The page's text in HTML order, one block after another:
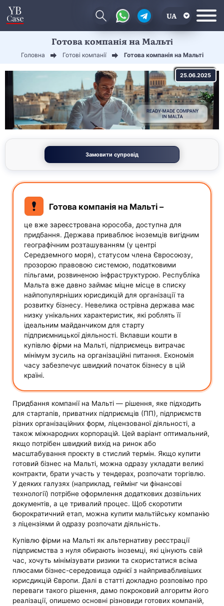
UA
Готова компанія на Мальті
Головна Готові компанії Готова компанія на Мальті
25.06.2025
Замовити супровід
Готова компанія на Мальті –
це вже зареєстрована юрособа, доступна для
придбання. Держава приваблює іноземців вигідним
географічним розташуванням (у центрі
Середземного моря), статусом члена Євросоюзу,
прозорою правовою системою, податковими
пільгами, розвиненою інфраструктурою. Республіка
Мальта вже давно займає міцне місце в списку
найпопулярніших юрисдикцій для організації та
розвитку бізнесу. Невелика острівна держава має
низку унікальних характеристик, які роблять її
ідеальним майданчиком для старту
підприємницької діяльності. Вклавши кошти в
купівлю фірми на Мальті, підприємець витрачає
мінімум зусиль на організаційні питання. Економія
часу забезпечує швидкий початок бізнесу в цій
країні.
Придбання компанії на Мальті — рішення, яке підходить
для стартапів, приватних підприємців (ПП), підприємств
різних організаційних форм, ліцензованої діяльності, а
також міжнародних корпорацій. Цей варіант оптимальний,
якщо потрібен швидкий вихід на ринок або
масштабування проєкту в стислий термін. Якщо купити
готовий бізнес на Мальті, можна одразу укладати великі
контракти, брати участь у тендерах, розпочати торгівлю.
У деяких галузях (наприклад, геймінг чи фінансові
технології) потрібне оформлення додаткових дозвільних
документів, а це тривалий процес. Щоб скоротити
бюрократичний етап, можна купити мальтійську компанію
з ліцензіями й одразу розпочати діяльність.
Купівлю фірми на Мальті як альтернативу реєстрації
підприємства з нуля обирають іноземці, які цінують свій
час, хочуть мінімізувати ризики та скористатися всіма
плюсами бізнес-середовища однієї з найпривабливіших
юрисдикцій Європи. Далі в статті докладно розповімо про
переваги такого рішення, дамо покроковий алгоритм його
реалізації, опишемо основні різновиди готових компаній,